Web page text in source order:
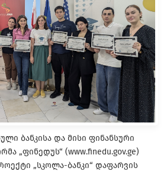
ბანკისა და მისი ფინანსური
„ფინედუს“ (www.finedu.gov.ge)
„სკოლა-ბანკი“ დაფარვის